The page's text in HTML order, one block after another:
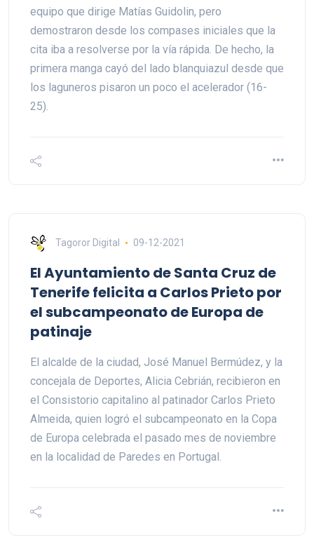
equipo que dirige Matías Guidolin, pero
demostraron desde los compases iniciales que la
cita iba a resolverse por la vía rápida. De hecho, la
primera manga cayó del lado blanquiazul desde que
los laguneros pisaron un poco el acelerador (16-
25).
Tagoror Digital 09-12-2021
El Ayuntamiento de Santa Cruz de
Tenerife felicita a Carlos Prieto por
el subcampeonato de Europa de
patinaje
El alcalde de la ciudad, José Manuel Bermúdez, y la
concejala de Deportes, Alicia Cebrián, recibieron en
el Consistorio capitalino al patinador Carlos Prieto
Almeida, quien logró el subcampeonato en la Copa
de Europa celebrada el pasado mes de noviembre
en la localidad de Paredes en Portugal.